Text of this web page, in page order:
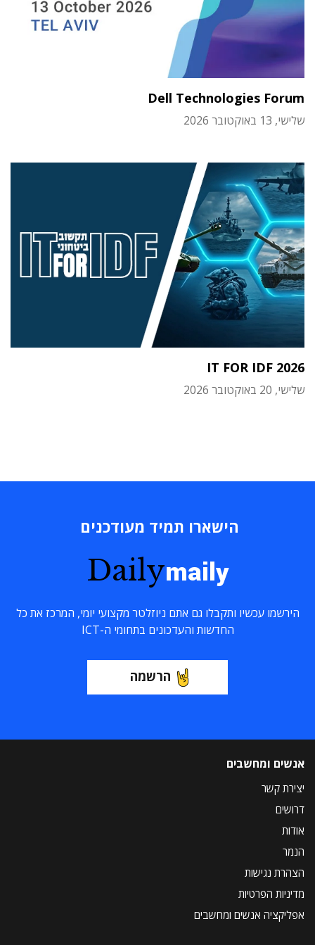
Dell Technologies Forum
שלישי, 13 באוקטובר 2026
IT FOR IDF 2026
שלישי, 20 באוקטובר 2026
הישארו תמיד מעודכנים
Dailymaily
הירשמו עכשיו ותקבלו גם אתם ניוזלטר מקצועי יומי, המרכז את כל
החדשות והעדכונים בתחומי ה-ICT
הרשמה
אנשים ומחשבים
יצירת קשר
דרושים
אודות
הנמר
הצהרת נגישות
מדיניות הפרטיות
אפליקציה אנשים ומחשבים